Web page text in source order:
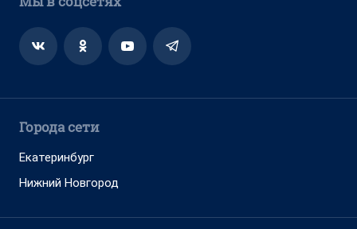
Города сети
Екатеринбург
Нижний Новгород